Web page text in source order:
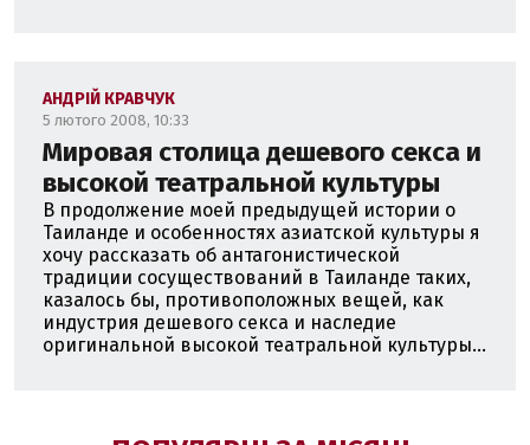
АНДРІЙ КРАВЧУК
5 лютого 2008, 10:33
Мировая столица дешевого секса и
высокой театральной культуры
В продолжение моей предыдущей истории о
Таиланде и особенностях азиатской культуры я
хочу рассказать об антагонистической
традиции сосуществований в Таиланде таких,
казалось бы, противоположных вещей, как
индустрия дешевого секса и наследие
оригинальной высокой театральной культуры...